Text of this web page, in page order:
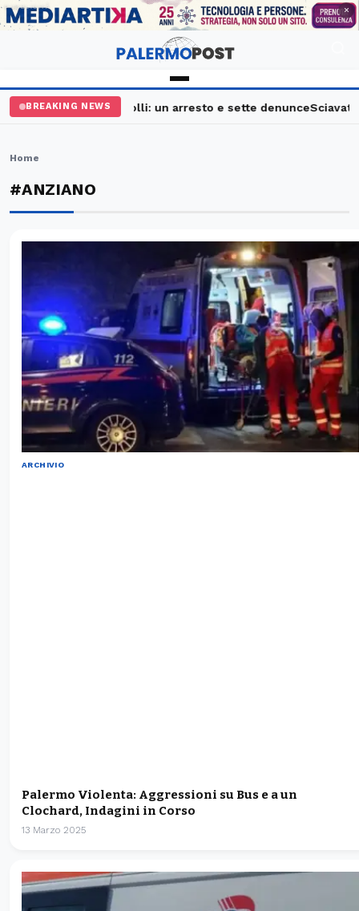
PUBBLICITÀ ×
BREAKING NEWS
maxi controlli: un arresto e sette denunceSciavata
Home
#ANZIANO
ARCHIVIO
Palermo Violenta: Aggressioni su Bus e a un
Clochard, Indagini in Corso
13 Marzo 2025